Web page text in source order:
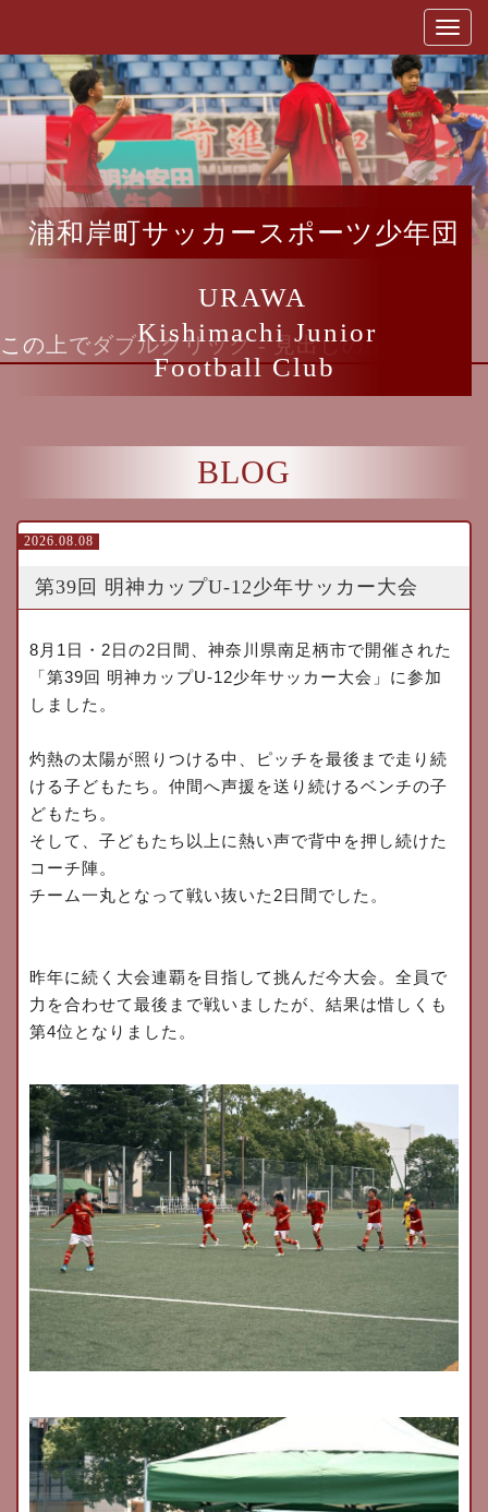
浦和岸町サッカースポーツ少年団
URAWA
Kishimachi Junior
Football Club
この上でダブルクリック - 見出しの編集
BLOG
2026.08.08
第39回 明神カップU-12少年サッカー大会
8 月 1 日・ 2 日の2 日間、神奈川県南足柄市で開催された
「第39回 明神カップU-12少年サッカー大会」に参加
しました。
灼熱の太陽が照りつける中、ピッチを最後まで走り続
ける子どもたち。 仲間へ声援を送り続けるベンチの子
どもたち。
そして、子どもたち以上に熱い声で背中を押し続けた
コーチ陣。
チーム一丸となって戦い抜いた 2 日間でした。
昨年に続く大会連覇を目指して挑んだ今大会。全員で
力を合わせて最後まで戦いましたが、結果は惜しくも
第4位となりました。